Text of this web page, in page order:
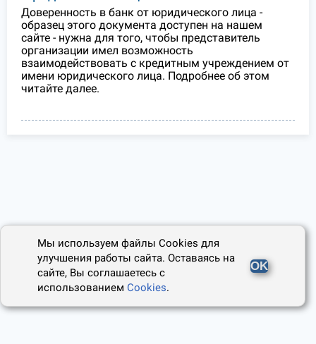
Доверенность в банк от юридического лица -
образец этого документа доступен на нашем
сайте - нужна для того, чтобы представитель
организации имел возможность
взаимодействовать с кредитным учреждением от
имени юридического лица. Подробнее об этом
читайте далее.
Мы используем файлы Cookies для
улучшения работы сайта. Оставаясь на
сайте, Вы соглашаетесь с
использованиемCookies.
OK